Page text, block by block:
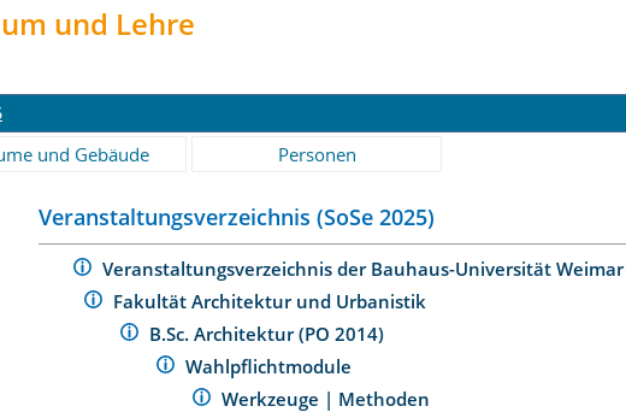
und Lehre
und Gebäude Personen
Veranstaltungsverzeichnis (SoSe 2025)
Veranstaltungsverzeichnis der Bauhaus-Universität Weimar
Fakultät Architektur und Urbanistik
B.Sc. Architektur (PO 2014)
Wahlpflichtmodule
Werkzeuge | Methoden